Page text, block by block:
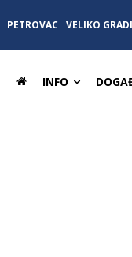
PETROVAC VELIKO
INFO